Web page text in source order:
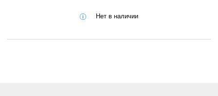
Нет в наличии